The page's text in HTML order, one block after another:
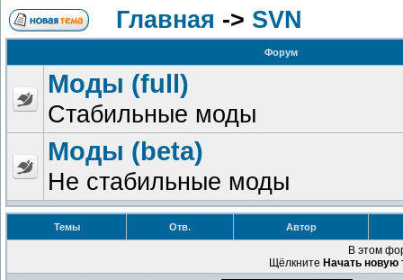
Главная -> SVN
Форум
Моды (full)
Стабильные моды
Моды (beta)
Не стабильные моды
Темы Отв. Автор
В этом
Щёлкните Начать новую